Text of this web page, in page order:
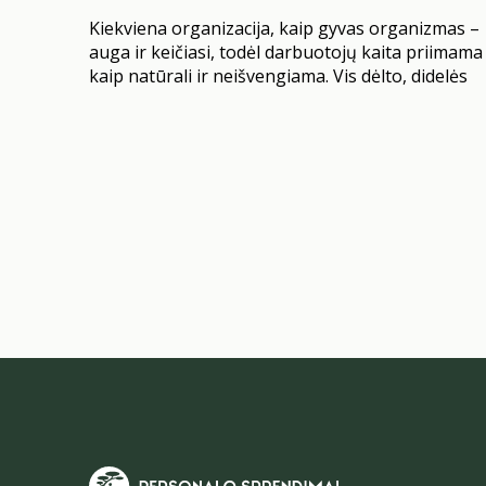
Kiekviena organizacija, kaip gyvas organizmas –
auga ir keičiasi, todėl darbuotojų kaita priimama
kaip natūrali ir neišvengiama. Vis dėlto, didelės